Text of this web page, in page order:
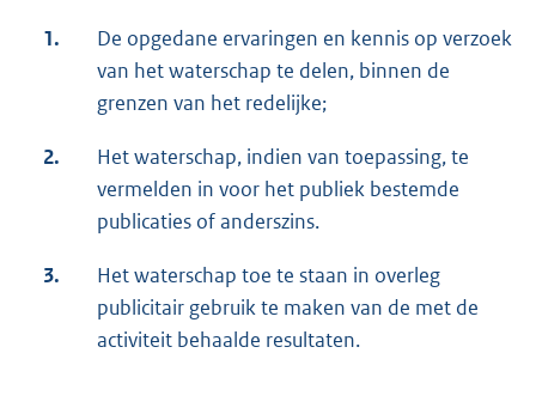
1.
De opgedane ervaringen en kennis op verzoek
van het waterschap te delen, binnen de
grenzen van het redelijke;
2.
Het waterschap, indien van toepassing, te
vermelden in voor het publiek bestemde
publicaties of anderszins.
3.
Het waterschap toe te staan in overleg
publicitair gebruik te maken van de met de
activiteit behaalde resultaten.